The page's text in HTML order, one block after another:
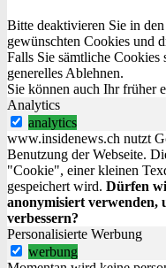
Bitte deaktivieren Sie in
gewünschten Cookies und
Falls Sie sämtliche
generellesAblehnen.
Sie können auch Ihr früher
Analytics
analytics
www.insidenews.ch nutzt
Benutzung der Webseite.
"Cookie", einer kleinen
gespeichert wird. Dürfen
anonymisiert verwenden,
verbessern?
Personalisierte Werbung
werbung